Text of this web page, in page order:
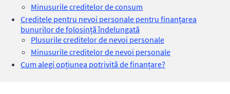
Minusurile creditelor de consum
Creditele pentru nevoi personale pentru finanțarea
bunurilor de folosință îndelungată
Plusurile creditelor de nevoi personale
Minusurile creditelor de nevoi personale
Cum alegi opțiunea potrivită de finanțare?